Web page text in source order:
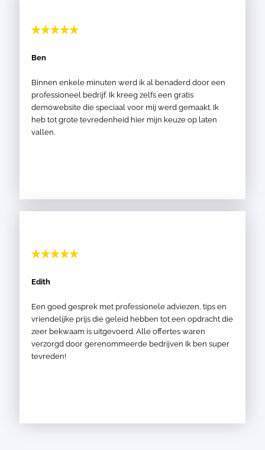
Ben
Binnen enkele minuten werd ik al benaderd door een
professioneel bedrijf. Ik kreeg zelfs een gratis
demowebsite die speciaal voor mij werd gemaakt. Ik
heb tot grote tevredenheid hier mijn keuze op laten
vallen.
Edith
Een goed gesprek met professionele adviezen, tips en
vriendelijke prijs die geleid hebben tot een opdracht die
zeer bekwaam is uitgevoerd. Alle offertes waren
verzorgd door gerenommeerde bedrijven Ik ben super
tevreden!